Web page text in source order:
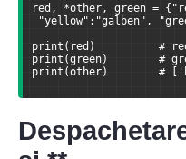
red, *other, green =
"yellow":"galben",
print(red)          #
print(green)        #
print(other)        #